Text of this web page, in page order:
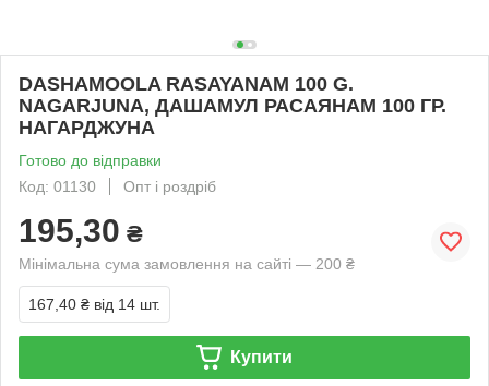
DASHAMOOLA RASAYANAM 100 G.
NAGARJUNA, ДАШАМУЛ РАСАЯНАМ 100 ГР.
НАГАРДЖУНА
Готово до відправки
Код: 01130
Опт і роздріб
195,30 ₴
Мінімальна сума замовлення на сайті — 200 ₴
167,40 ₴ від 14 шт.
Купити